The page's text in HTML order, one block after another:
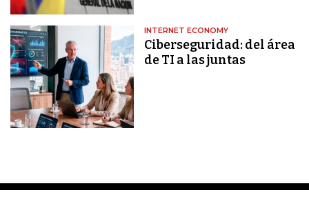
INTERNET ECONOMY
Ciberseguridad: del área
de TI a las juntas